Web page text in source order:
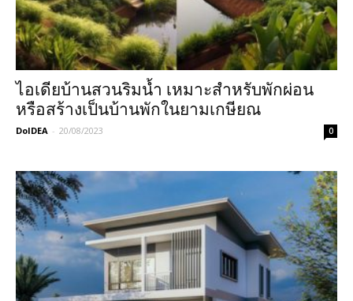
ไอเดียบ้านสวนริมน้ำ เหมาะสำหรับพักผ่อน
หรือสร้างเป็นบ้านพักในยามเกษียณ
DoIDEA - 20/08/2023 0